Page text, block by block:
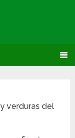
verduras del